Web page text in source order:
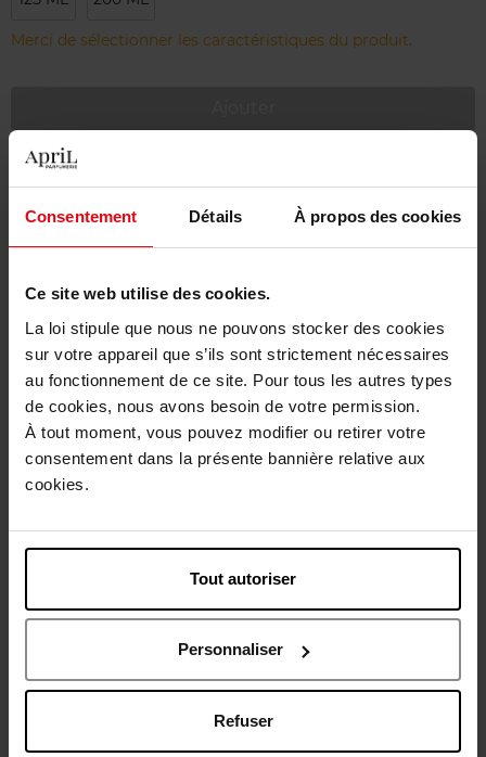
Consentement Détails À propos des cookies
Ce site web utilise des cookies.
La loi stipule que nous ne pouvons stocker des cookies
sur votre appareil que s’ils sont strictement nécessaires
au fonctionnement de ce site. Pour tous les autres types
de cookies, nous avons besoin de votre permission.
À tout moment, vous pouvez modifier ou retirer votre
consentement dans la présente bannière relative aux
cookies.
Tout autoriser
Personnaliser
Refuser
Merci de sélectionner les caractéristiques du produit.
Livraison gratuite à partir de 55€
Retour gratuit dans votre magasin
Emballage cadeau offert
Description
Conseil d'utilisation
Caractéristiques
Vous aimerez peut-être